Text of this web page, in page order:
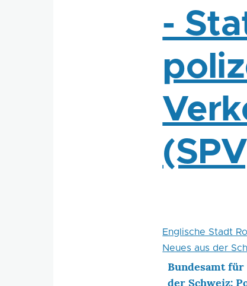
-
Englische Stadt
Neues aus der
Bundesamt
der Schweiz: